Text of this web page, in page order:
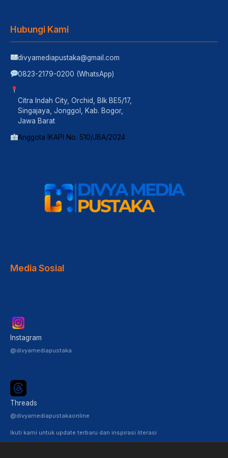
Hubungi Kami
divyamediapustaka@gmail.com
0823-2179-0200 (WhatsApp)
Citra Indah City, Orchid, Blk BE5/17,
Singajaya, Jonggol, Kab. Bogor,
Jawa Barat
Anggota IKAPI No. 510/JBA/2024
Media Sosial
Instagram
@divyamediapustaka
Threads
@divyamediapustakaonline
Ikuti kami untuk update terbaru dan inspirasi literasi